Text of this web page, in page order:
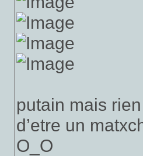
putain mais
d’etre un
O_O